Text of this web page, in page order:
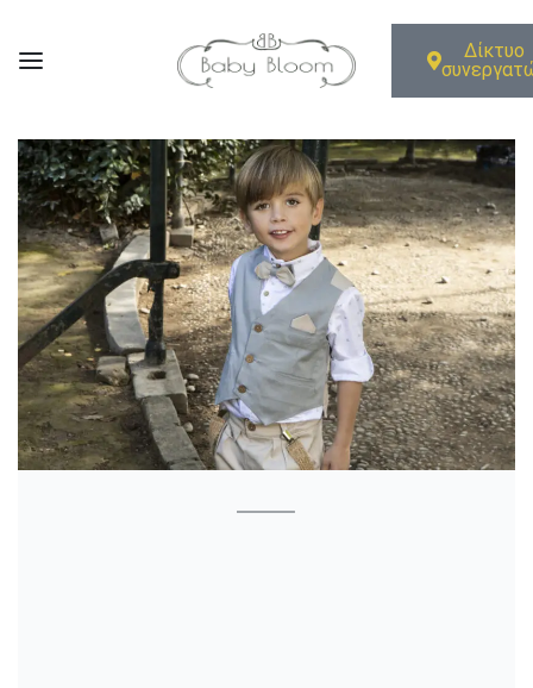
Δίκτυο